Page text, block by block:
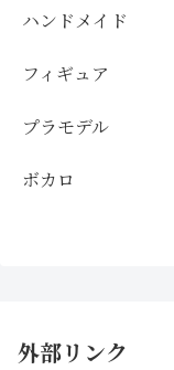
ハンドメイド
フィギュア
プラモデル
ボカロ
外部リンク